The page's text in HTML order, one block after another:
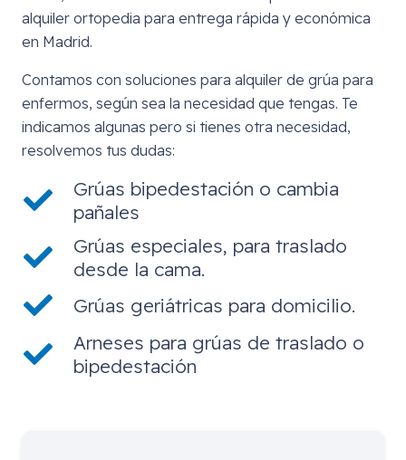
alquiler ortopedia para entrega rápida y económica
en Madrid.
Contamos con soluciones para alquiler de grúa para
enfermos, según sea la necesidad que tengas. Te
indicamos algunas pero si tienes otra necesidad,
resolvemos tus dudas:
Grúas bipedestación o cambia
pañales
Grúas especiales, para traslado
desde la cama.
Grúas geriátricas para domicilio.
Arneses para grúas de traslado o
bipedestación